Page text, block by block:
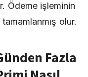
Ödeme işleminin
olur.
Fazla